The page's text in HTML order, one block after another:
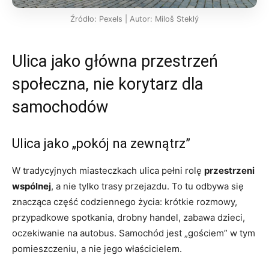
Źródło: Pexels | Autor: Miloš Steklý
Ulica jako główna przestrzeń
społeczna, nie korytarz dla
samochodów
Ulica jako „pokój na zewnątrz”
W tradycyjnych miasteczkach ulica pełni rolę przestrzeni
wspólnej, a nie tylko trasy przejazdu. To tu odbywa się
znacząca część codziennego życia: krótkie rozmowy,
przypadkowe spotkania, drobny handel, zabawa dzieci,
oczekiwanie na autobus. Samochód jest „gościem” w tym
pomieszczeniu, a nie jego właścicielem.